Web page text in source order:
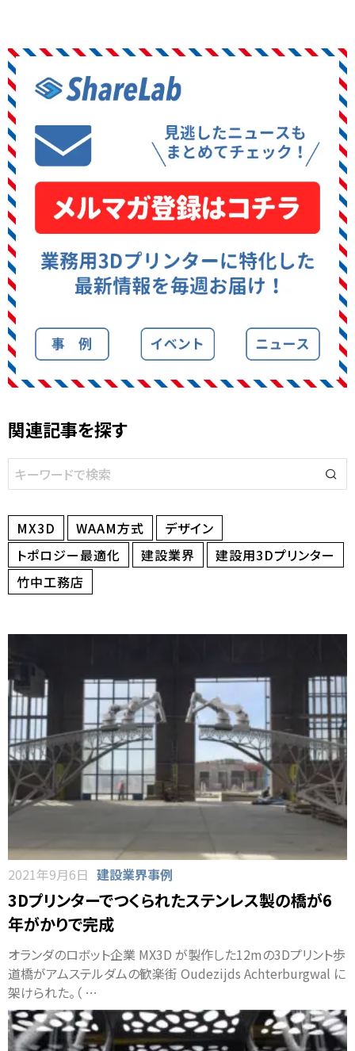
関連記事を探す
MX3D WAAM方式
デザイン
トポロジー最適化
建設業界
建設用3Dプリンター
竹中工務店
2021年9月6日 建設業界事例
3Dプリンターでつくられたステンレス製の橋が6
年がかりで完成
オランダのロボット企業 MX3D が製作した12mの3Dプリント歩
道橋がアムステルダムの歓楽街 Oudezijds Achterburgwal に
架けられた。（ …